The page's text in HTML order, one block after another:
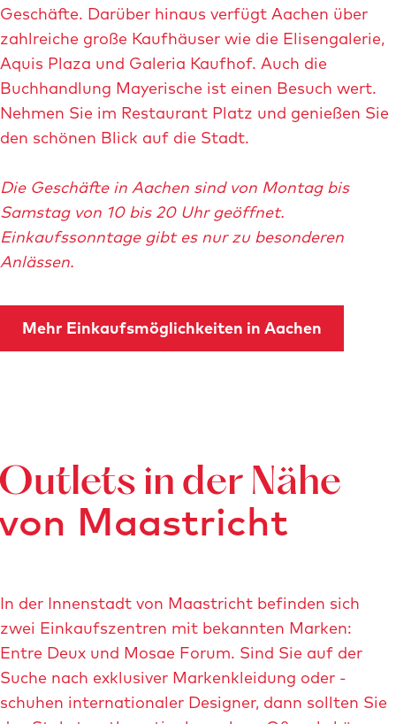
Geschäfte. Darüber hinaus verfügt Aachen über
zahlreiche große Kaufhäuser wie die Elisengalerie,
Aquis Plaza und Galeria Kaufhof. Auch die
Buchhandlung Mayerische ist einen Besuch wert.
Nehmen Sie im Restaurant Platz und genießen Sie
den schönen Blick auf die Stadt.
Die Geschäfte in Aachen sind von Montag bis
Samstag von 10 bis 20 Uhr geöffnet.
Einkaufssonntage gibt es nur zu besonderen
Anlässen.
Mehr Einkaufsmöglichkeiten in Aachen
in der Nähe
Maastricht
In der Innenstadt von Maastricht befinden sich
zwei Einkaufszentren mit bekannten Marken:
Entre Deux und Mosae Forum. Sind Sie auf der
Suche nach exklusiver Markenkleidung oder -
schuhen internationaler Designer, dann sollten Sie